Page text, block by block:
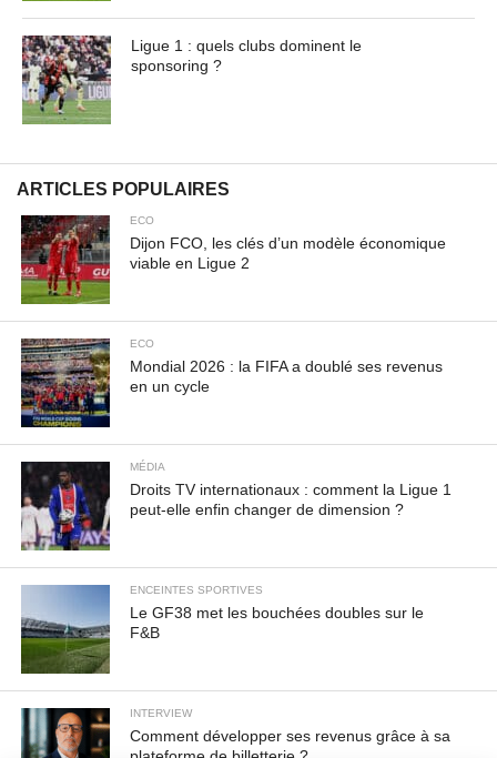
Ligue 1 : quels clubs dominent le
sponsoring ?
ARTICLES POPULAIRES
ECO
Dijon FCO, les clés d’un modèle économique
viable en Ligue 2
ECO
Mondial 2026 : la FIFA a doublé ses revenus
en un cycle
MÉDIA
Droits TV internationaux : comment la Ligue 1
peut-elle enfin changer de dimension ?
ENCEINTES SPORTIVES
Le GF38 met les bouchées doubles sur le
F&B
INTERVIEW
Comment développer ses revenus grâce à sa